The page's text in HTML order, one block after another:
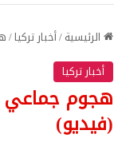
الرئيسية/أخبار تركيا/
أخبار تركيا
هجوم جماعي
(فيديو)